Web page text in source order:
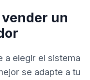
un
a elegir el sistema
se adapte a tu